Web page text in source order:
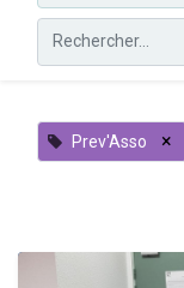
Prev'Asso ×